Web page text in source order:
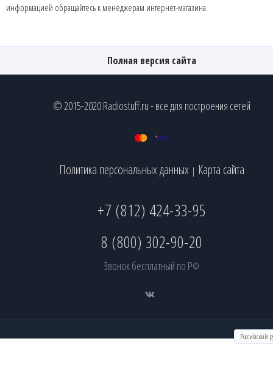
информацией обращайтесь к менеджерам интернет-магазина.
Полная версия сайта
© 2015-2020 Radiostuff.ru - все для построения сетей
Политика персональных данных | Карта сайта
+7 (812) 424-33-95
8 (800) 302-90-20
Звонок бесплатный по РФ